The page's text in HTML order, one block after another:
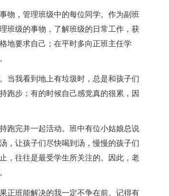
物，管理班级中的每位同学。作为副班
班级的事物，了解班级的日常工作，获
地要求自己；在平时多向正班主任学
当我看到地上有垃圾时，总是和孩子们
跑步；有的时候自己感觉真的很累，因
跑完并一起活动。班中有位小姑娘总说
，让孩子们尽快喝到汤，慢慢的孩子们
，往往是最受学生所关注的。因此，老
正班能解决的我一定不争在前。记得有